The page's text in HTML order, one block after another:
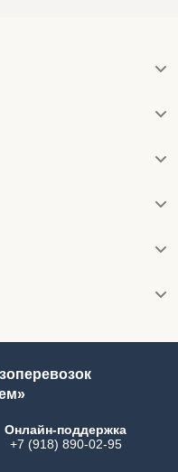
Онлайн-поддержка
+7 (918) 890-02-95